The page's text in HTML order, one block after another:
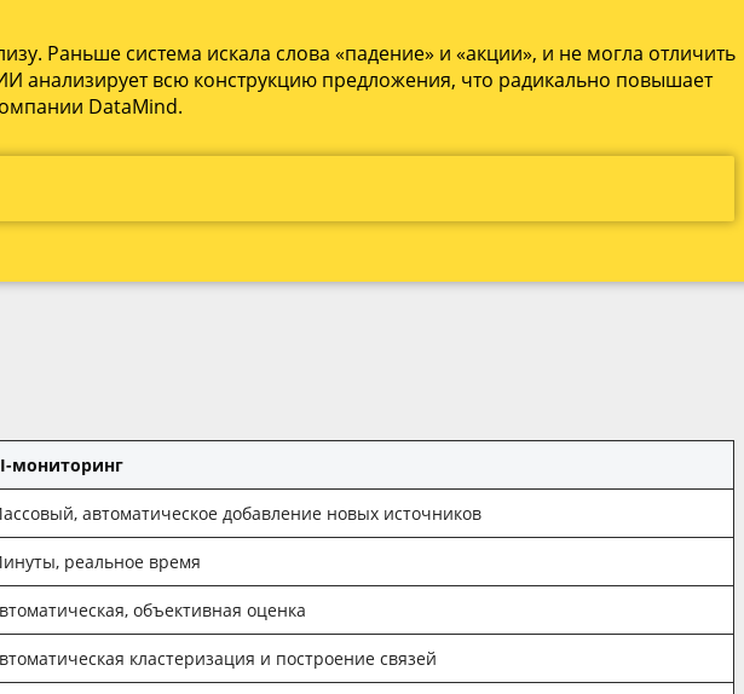
Раньше система искала слова «падение» и «акции», и не могла отличить
анализирует всю конструкцию предложения, что радикально повышает
DataMind.
мониторинг
автоматическое добавление новых источников
реальное время
объективная оценка
кластеризация и построение связей